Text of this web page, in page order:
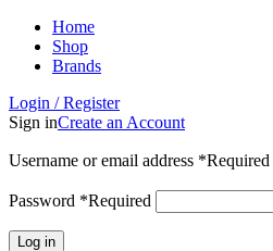
Home
Shop
Brands
Login / Register
Sign inCreate an Account
Username or email address *Required
Password *Required
Log in